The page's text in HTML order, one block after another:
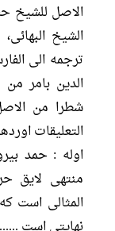
الاصل للشیخ
الشیخ
ترجمه الی
الدین بامر
شطرا من
التعلیقات
اوله : حمد
منتهی لایق
المثالی است